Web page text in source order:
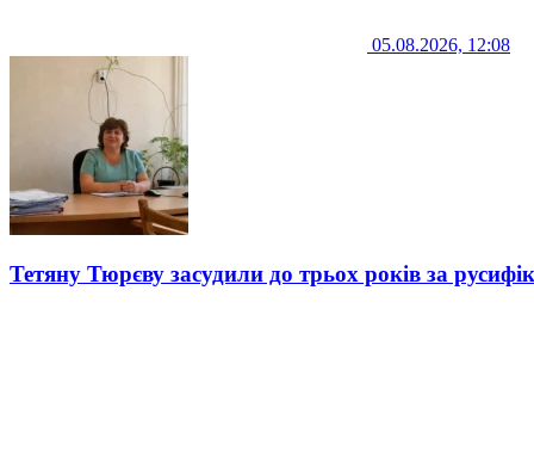
05.08.2026, 12:08
Тетяну Тюрєву засудили до трьох років за